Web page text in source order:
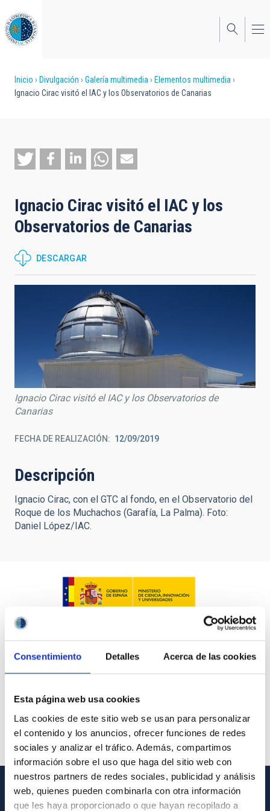
Consentimiento Detalles Acerca de las cookies
Esta página web usa cookies
Las cookies de este sitio web se usan para personalizar
el contenido y los anuncios, ofrecer funciones de redes
sociales y analizar el tráfico. Además, compartimos
información sobre el uso que haga del sitio web con
nuestros partners de redes sociales, publicidad y análisis
web, quienes pueden combinarla con otra información
que les haya proporcionado o que hayan recopilado a
al
contenido
principal
Sobrescribir
enlaces
ayuda
a
navegación
Inicio Divulgación Galería multimedia
Elementos multimedia
Ignacio Cirac visitó el IAC y los Observatorios de Canarias
Ignacio Cirac visitó el IAC y los
Observatorios de Canarias
DESCARGAR
Ignacio Cirac visitó el IAC y los Observatorios de
Canarias
FECHA DE REALIZACIÓN 12/09/2019
Descripción
Ignacio Cirac, con el GTC al fondo, en el Observatorio del
Roque de los Muchachos (Garafía, La Palma). Foto:
Daniel López/IAC.
INFORMACIÓN GENERAL